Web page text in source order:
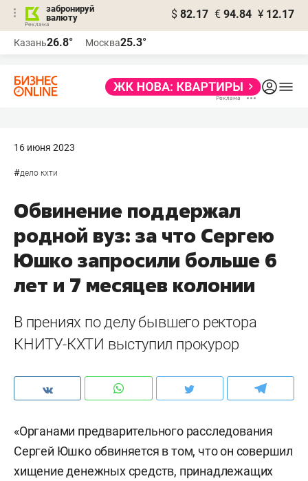
забронируй
валюту
$ 82.17 € 94.84 ¥ 12.17
Казань26.8° Москва25.3°
16 июня 2023
#дело кхти
Обвинение поддержал
родной вуз: за что Сергею
Юшко запросили больше 6
лет и 7 месяцев колонии
В прениях по делу бывшего ректора
КНИТУ-КХТИ выступил прокурор
«Органами предварительного расследования
Сергей Юшко обвиняется в том, что он совершил
хищение денежных средств, принадлежащих